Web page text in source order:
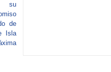
su
de
Isla